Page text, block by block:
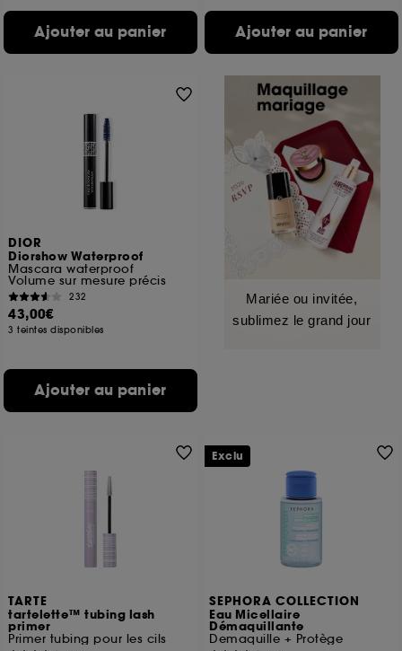
Ajouter au panier Ajouter au panier
DIOR
Diorshow Waterproof
Mascara waterproof
Volume sur mesure précis
232
43,00€
3 teintes disponibles
Ajouter au panier
Mariée ou invitée,
sublimez le grand jour
TARTE
tartelette™ tubing lash
primer
Primer tubing pour les cils
SEPHORA COLLECTION
Eau Micellaire
Démaquillante
Demaquille + Protège
Exclu